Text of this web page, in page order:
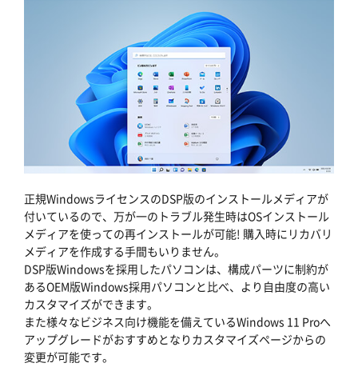
正規WindowsライセンスのDSP版のインストールメディアが
付いているので、万が一のトラブル発生時はOSインストール
メディアを使っての再インストールが可能! 購入時にリカバリ
メディアを作成する手間もいりません。
DSP版Windowsを採用したパソコンは、構成パーツに制約が
あるOEM版Windows採用パソコンと比べ、より自由度の高い
カスタマイズができます。
また様々なビジネス向け機能を備えているWindows 11 Proへ
アップグレードがおすすめとなりカスタマイズページからの
変更が可能です。